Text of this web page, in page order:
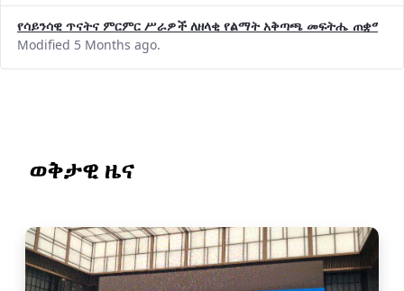
የሳይንሳዊ ጥናትና ምርምር ሥራዎች ለዘላቂ የልማት አቅጣጫ መፍትሔ ጠቋሚ
Modified 5 Months ago.
ወቅታዊ ዜና